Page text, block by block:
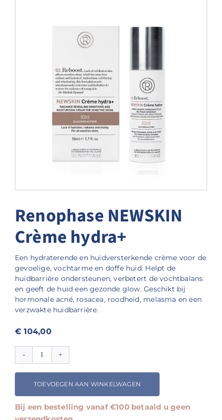
Afspraak maken
Renophase NEWSKIN
Crème hydra+
Een hydraterende en huidversterkende crème voor de
gevoelige, vochtarme en doffe huid. Helpt de
huidbarrière ondersteunen, verbetert de vochtbalans
en geeft de huid een gezonde glow. Geschikt bij
hormonale acné, rosacea, roodheid, melasma en een
verzwakte huidbarrière.
€ 104,00
Crème
TOEVOEGEN AAN WINKELWAGEN
Bij een bestelling vanaf €100 betaald u geen